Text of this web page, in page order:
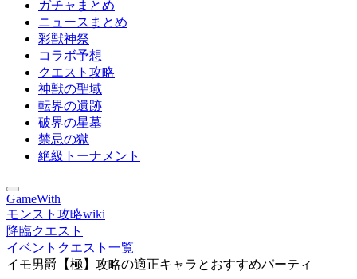
ガチャまとめ
ニュースまとめ
彩獣神祭
コラボ予想
クエスト攻略
神獣の聖域
転界の遺跡
破界の星墓
禁忌の獄
絶級トーナメント
GameWith
モンスト攻略wiki
降臨クエスト
イベントクエスト一覧
イモ男爵【極】攻略の適正キャラとおすすめパーティ